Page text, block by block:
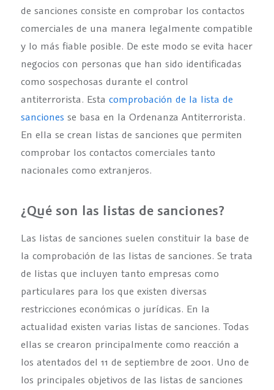
de sanciones consiste en comprobar los contactos
comerciales de una manera legalmente compatible
y lo más fiable posible. De este modo se evita hacer
negocios con personas que han sido identificadas
como sospechosas durante el control
antiterrorista. Esta comprobación de la lista de
sanciones se basa en la Ordenanza Antiterrorista.
En ella se crean listas de sanciones que permiten
comprobar los contactos comerciales tanto
nacionales como extranjeros.
¿Qué son las listas de sanciones?
Las listas de sanciones suelen constituir la base de
la comprobación de las listas de sanciones. Se trata
de listas que incluyen tanto empresas como
particulares para los que existen diversas
restricciones económicas o jurídicas. En la
actualidad existen varias listas de sanciones. Todas
ellas se crearon principalmente como reacción a
los atentados del 11 de septiembre de 2001. Uno de
los principales objetivos de las listas de sanciones